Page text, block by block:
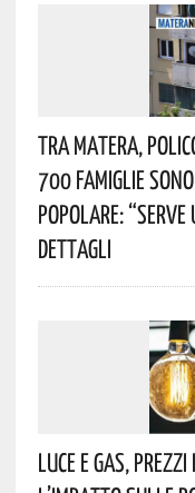
Tra Matera,
700 Famiglie
Popolare:
Dettagli
Luce E Gas,